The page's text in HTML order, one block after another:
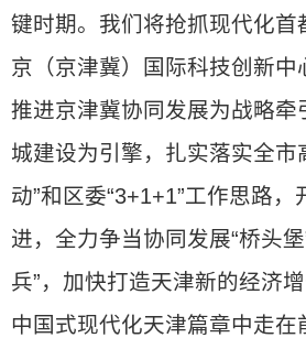
键时期。我们将抢抓现代化首
京（京津冀）国际科技创新中
推进京津冀协同发展为战略牵
城建设为引擎，扎实落实全市
动”和区委“3+1+1”工作思路
进，全力争当协同发展“桥头堡
兵”，加快打造天津新的经济
中国式现代化天津篇章中走在